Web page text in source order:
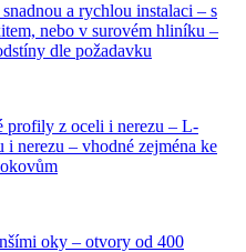
a rychlou instalaci – s
nebo v surovém hliníku –
dle požadavku
profily z oceli i nerezu – L-
nerezu – vhodné zejména ke
oky – otvory od 400